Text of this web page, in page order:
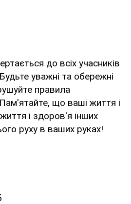
до всіх учасників
уважні та обережні
правила
що ваші життя і
і здоров'я інших
руху в ваших руках!